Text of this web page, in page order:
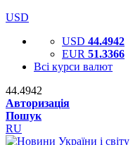
USD
USD 44.4942
EUR 51.3366
Всі курси валют
44.4942
Авторизація
Пошук
RU